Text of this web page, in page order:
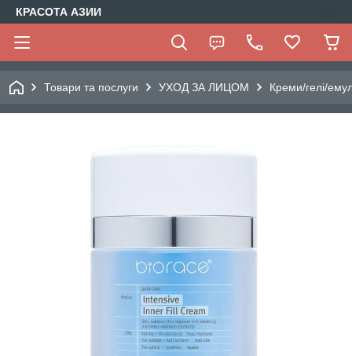
КРАСОТА АЗИИ
Товари та послуги УХОД ЗА ЛИЦОМ Креми/гелі/